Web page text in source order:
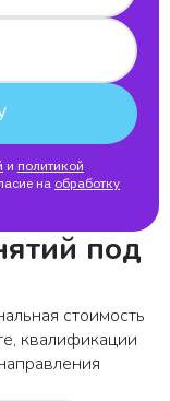
и политикой
на обработку
под
стоимость
квалификации